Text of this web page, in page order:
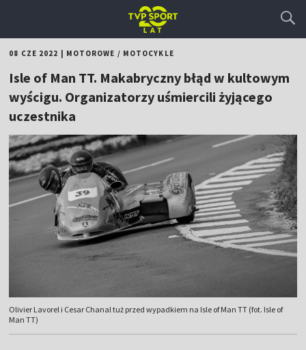
08 CZE 2022 MOTOROWE / MOTOCYKLE
Isle of Man TT. Makabryczny błąd w kultowym
wyścigu. Organizatorzy uśmiercili żyjącego
uczestnika
Olivier Lavorel i Cesar Chanal tuż przed wypadkiem na Isle of Man TT (fot. Isle of
Man TT)